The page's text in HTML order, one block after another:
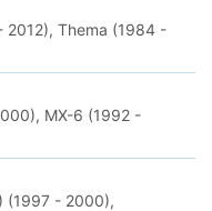
2012), Thema (1984 -
MX-6 (1992 -
(1997 - 2000),